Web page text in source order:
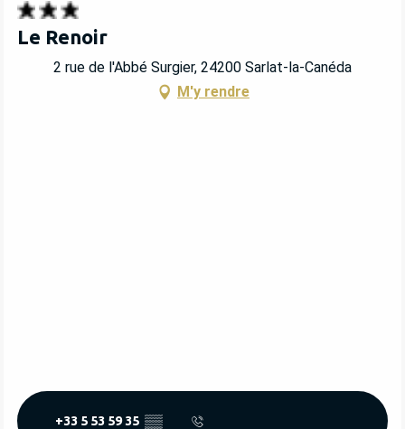
Le Renoir
2 rue de l'Abbé Surgier, 24200 Sarlat-la-Canéda
M'y rendre
+33 5 53 59 35 ▒▒